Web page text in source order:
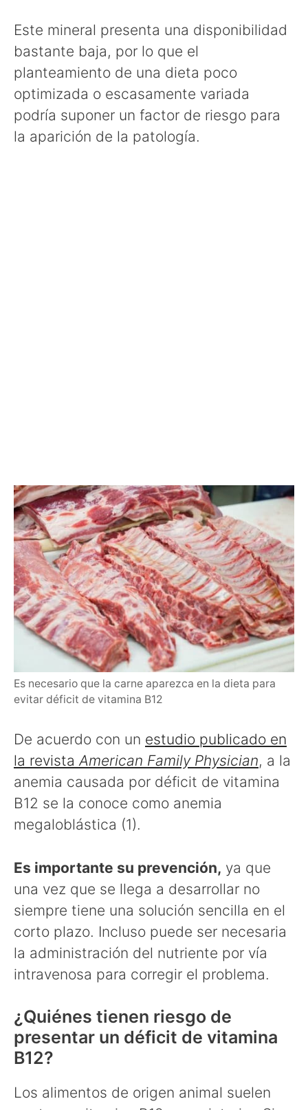
Este mineral presenta una disponibilidad
bastante baja, por lo que el
planteamiento de una dieta poco
optimizada o escasamente variada
podría suponer un factor de riesgo para
la aparición de la patología.
Es necesario que la carne aparezca en la dieta para
evitar déficit de vitamina B12
De acuerdo con un estudio publicado en
la revistaAmerican Family Physician, a la
anemia causada por déficit de vitamina
B12 se la conoce como anemia
megaloblástica (1).
Es importante su prevención, ya que
una vez que se llega a desarrollar no
siempre tiene una solución sencilla en el
corto plazo. Incluso puede ser necesaria
la administración del nutriente por vía
intravenosa para corregir el problema.
¿Quiénes tienen riesgo de
presentar un déficit de vitamina
B12?
Los alimentos de origen animal suelen